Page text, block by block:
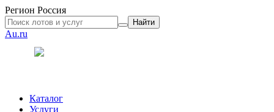
Регион Россия
Найти
Au.ru
Каталог
Услуги